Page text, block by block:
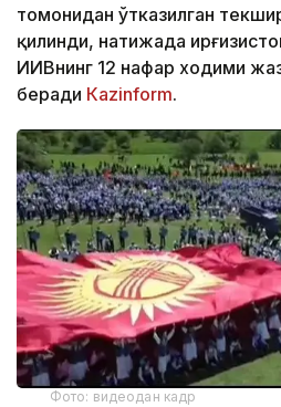
томонидан ўтказилган
қилинди, натижада
ИИВнинг 12 нафар ходими
беради Каzinform.
Фото: видеодан кадр